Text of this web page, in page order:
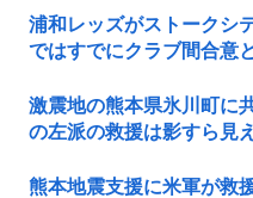
浦和レッズがストーク
ではすでにクラブ間合意
激震地の熊本県氷川町に
の左派の救援は影すら見
熊本地震支援に米軍が救